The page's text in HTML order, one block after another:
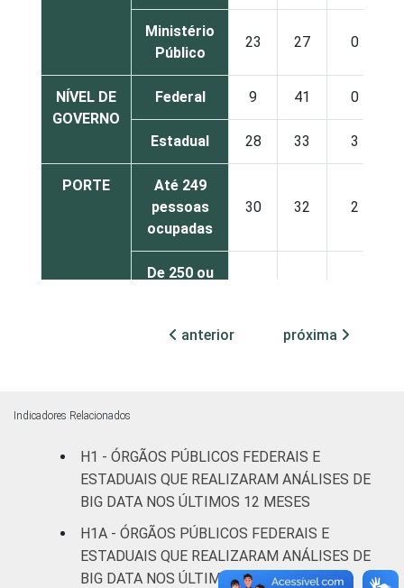
Ministério
Público
23 27 0
NÍVEL DE
GOVERNO
Federal 9 41 0
Estadual 28 33 3
PORTE
Até 249
pessoas
ocupadas
30 32 2
De 250 ou
ocupadas
Fonte: CGI.br/NIC.br, Centro Regional de
Estudos para o Desenvolvimento da
Sociedade da Informação (Cetic.br),
informação e comunicação no setor público
brasileiro - TIC Governo Eletrônico 2021.
anterior próxima
Indicadores Relacionados
H1 - ÓRGÃOS PÚBLICOS FEDERAIS E
ESTADUAIS QUE REALIZARAM ANÁLISES DE
BIG DATA NOS ÚLTIMOS 12 MESES
H1A - ÓRGÃOS PÚBLICOS FEDERAIS E
ESTADUAIS QUE REALIZARAM ANÁLISES DE
BIG DATA NOS ÚLTIMOS 12 MESES, POR